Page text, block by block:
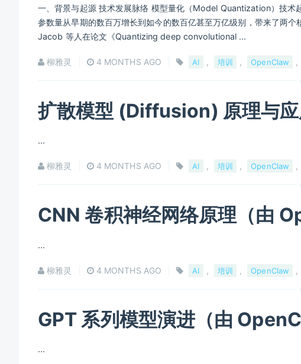
一、背景与起源 技术发展脉络 模型量化（Model Quantization）技术
参数量从早期的数百万增长到如今的数百亿甚至万亿级别，带来了两
Jacob 等人在论文《Quantizing deep convolutional ...
柳雅灵 4 MONTHS AGO AI , 培训 , OpenClaw ,
扩散模型 (Diffusion) 原理与应
...
柳雅灵 4 MONTHS AGO AI , 培训 , OpenClaw ,
CNN 卷积神经网络原理（由
...
柳雅灵 4 MONTHS AGO AI , 培训 , OpenClaw ,
GPT 系列模型演进（由
...